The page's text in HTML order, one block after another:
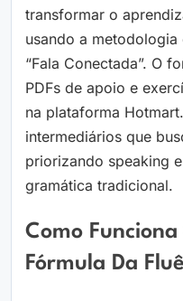
transformar o
usando a metodologia
“Fala Conectada”. O
PDFs de apoio e
na plataforma
intermediários que
priorizando speaking
gramática tradicional.
Como
Fórmula Da